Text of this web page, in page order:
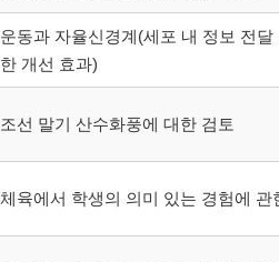
운동과 자율신경계(세포 내 정보 전
한 개선 효과)
조선 말기 산수화풍에 대한 검토
체육에서 학생의 의미 있는 경험에 관